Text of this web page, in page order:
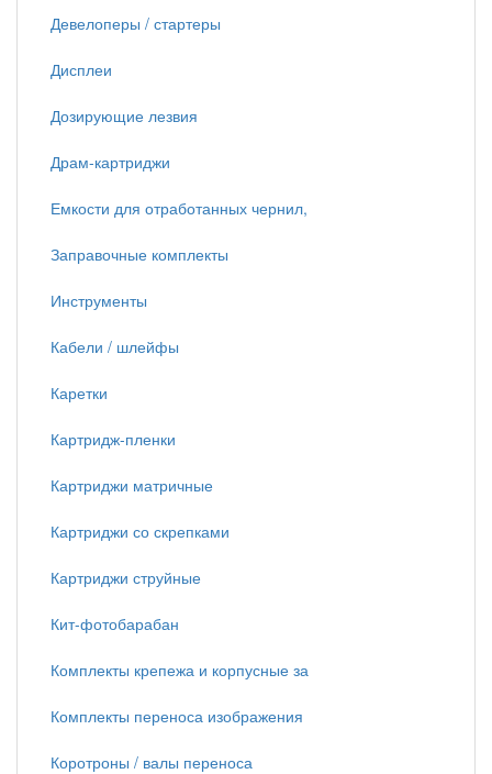
Девелоперы / стартеры
Дисплеи
Дозирующие лезвия
Драм-картриджи
Емкости для отработанных чернил,
Заправочные комплекты
Инструменты
Кабели / шлейфы
Каретки
Картридж-пленки
Картриджи матричные
Картриджи со скрепками
Картриджи струйные
Кит-фотобарабан
Комплекты крепежа и корпусные за
Комплекты переноса изображения
Коротроны / валы переноса